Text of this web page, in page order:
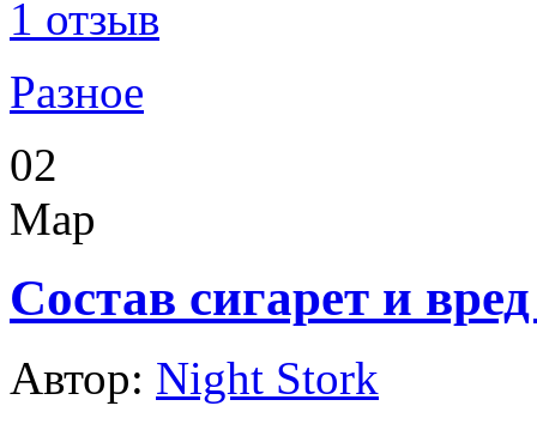
1 отзыв
Разное
02
Мар
Состав сигарет и
Автор: Night Stork